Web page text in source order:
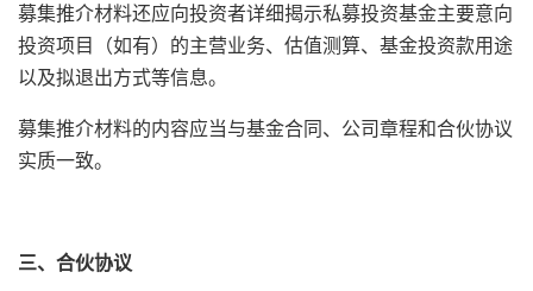
募集推介材料还应向投资者详细揭示私募投资基金主要意向
投资项目（如有）的主营业务、估值测算、基金投资款用途
以及拟退出方式等信息。
募集推介材料的内容应当与基金合同、公司章程和合伙协议
实质一致。
三、合伙协议